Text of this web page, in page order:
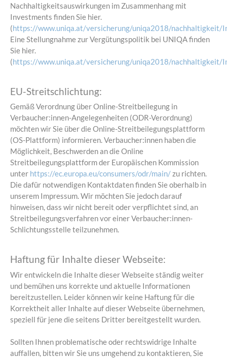
Nachhaltigkeitsauswirkungen im Zusammenhang mit
Investments finden Sie hier.
(https://www.uniqa.at/versicherung/uniqa2018/nachhaltigkeit/
Eine Stellungnahme zur Vergütungspolitik bei UNIQA finden
Sie hier.
(https://www.uniqa.at/versicherung/uniqa2018/nachhaltigkeit/
EU-Streitschlichtung:
Gemäß Verordnung über Online-Streitbeilegung in
Verbaucher:innen-Angelegenheiten (ODR-Verordnung)
möchten wir Sie über die Online-Streitbeilegungsplattform
(OS-Plattform) informieren. Verbaucher:innen haben die
Möglichkeit, Beschwerden an die Online
Streitbeilegungsplattform der Europäischen Kommission
unter https://ec.europa.eu/consumers/odr/main/zu richten.
Die dafür notwendigen Kontaktdaten finden Sie oberhalb in
unserem Impressum. Wir möchten Sie jedoch darauf
hinweisen, dass wir nicht bereit oder verpflichtet sind, an
Streitbeilegungsverfahren vor einer Verbaucher:innen-
Schlichtungsstelle teilzunehmen.
Haftung für Inhalte dieser Webseite:
Wir entwickeln die Inhalte dieser Webseite ständig weiter
und bemühen uns korrekte und aktuelle Informationen
bereitzustellen. Leider können wir keine Haftung für die
Korrektheit aller Inhalte auf dieser Webseite übernehmen,
speziell für jene die seitens Dritter bereitgestellt wurden.
Sollten Ihnen problematische oder rechtswidrige Inhalte
auffallen, bitten wir Sie uns umgehend zu kontaktieren, Sie